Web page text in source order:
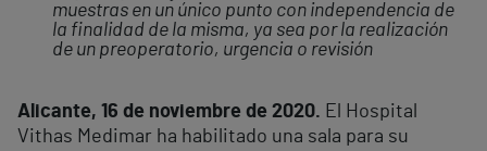
muestras en un único punto con independencia de
la finalidad de la misma, ya sea por la realización
de un preoperatorio, urgencia o revisión
Alicante, 16 de noviembre de 2020. El Hospital
Vithas Medimar ha habilitado una sala para su